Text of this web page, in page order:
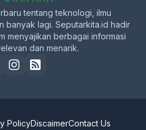
tentang teknologi, ilmu
banyak lagi. Seputarkita.id hadir
menyajikan berbagai informasi
dan menarik.
PolicyDiscaimerContact Us